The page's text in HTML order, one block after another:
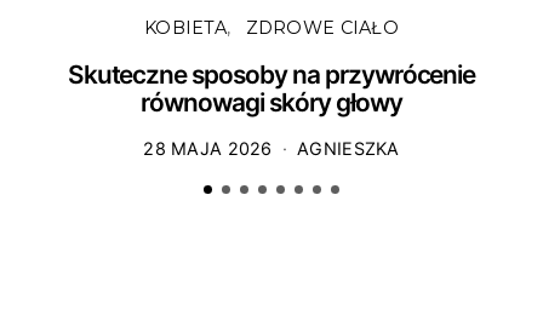
KOBIETA ZDROWE CIAŁO
Skuteczne sposoby na przywrócenie
równowagi skóry głowy
28 MAJA 2026 AGNIESZKA